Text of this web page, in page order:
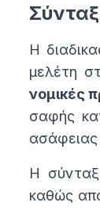
Η
μελέτη
νομικές
σαφής
ασάφειας
Η
καθώς